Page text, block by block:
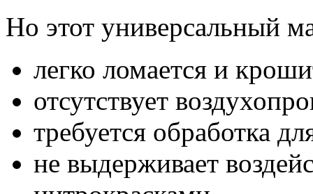
Но этот универсальный
легко ломается и
отсутствует
требуется обработка
не выдерживает